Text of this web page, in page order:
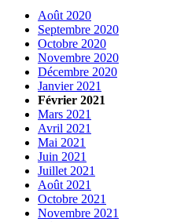
Août 2020
Septembre 2020
Octobre 2020
Novembre 2020
Décembre 2020
Janvier 2021
Février 2021
Mars 2021
Avril 2021
Mai 2021
Juin 2021
Juillet 2021
Août 2021
Octobre 2021
Novembre 2021